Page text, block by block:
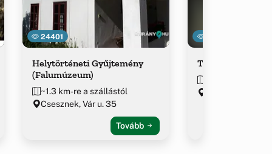
24401
Helytörténeti Gyűjtemény
(Falumúzeum)
~1.3 km-re a szállástól
Csesznek, Vár u. 35
Tovább
Tarack-hegy